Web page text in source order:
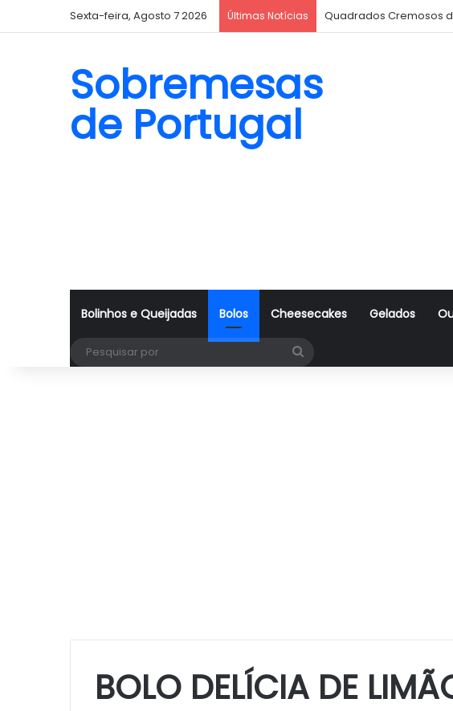
Sexta-feira, Agosto 7 2026 Últimas Notícias Quadrados Cremosos
Sobremesas
de Portugal
Bolinhos e Queijadas Bolos Cheesecakes Gelados
BOLO DELÍCIA DE